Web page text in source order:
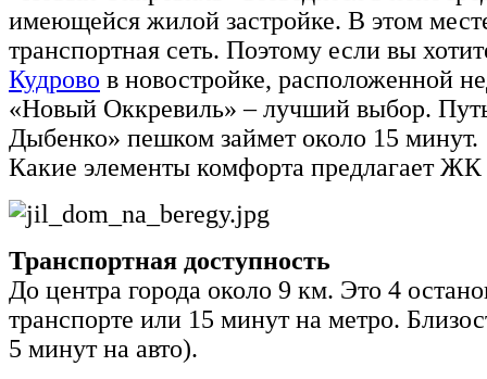
имеющейся жилой застройке. В этом
транспортная сеть. Поэтому если вы
Кудрово в новостройке, расположенной
«Новый Оккревиль» – лучший выбор.
Дыбенко» пешком займет около 15 минут.
Какие элементы комфорта предлагает
Транспортная доступность
До центра города около 9 км. Это 4
транспорте или 15 минут на метро.
5 минут на авто).